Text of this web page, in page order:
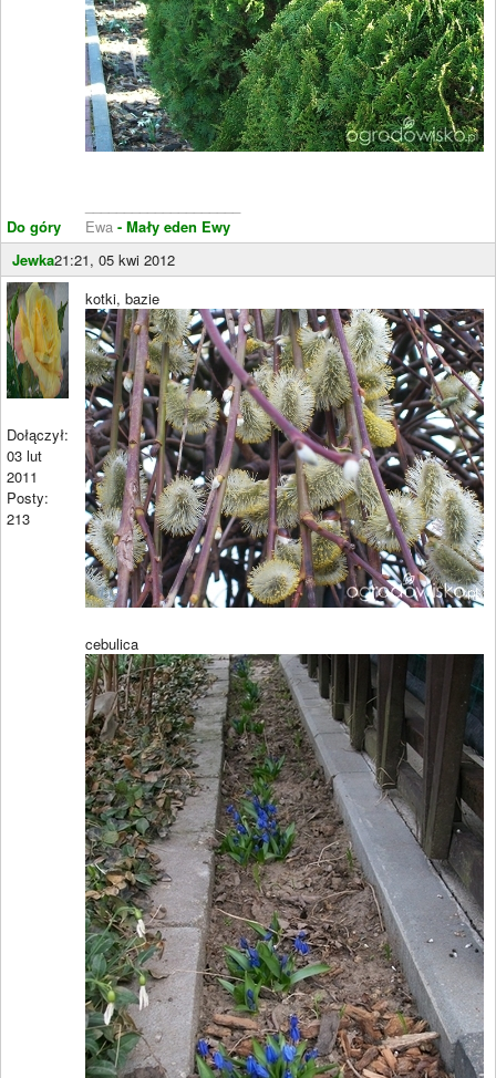
Do góry
Ewa - Mały eden Ewy
Jewka21:21, 05 kwi 2012
Dołączył:
03 lut
2011
Posty:
213
kotki, bazie
cebulica